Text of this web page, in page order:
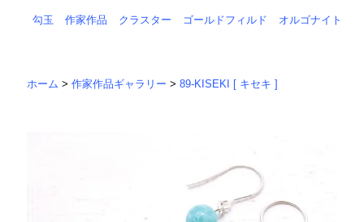
勾玉 作家作品 クラスター ゴールドフィルド オルゴナイト
ホーム >作家作品ギャラリー >89-KISEKI [ キセキ ]